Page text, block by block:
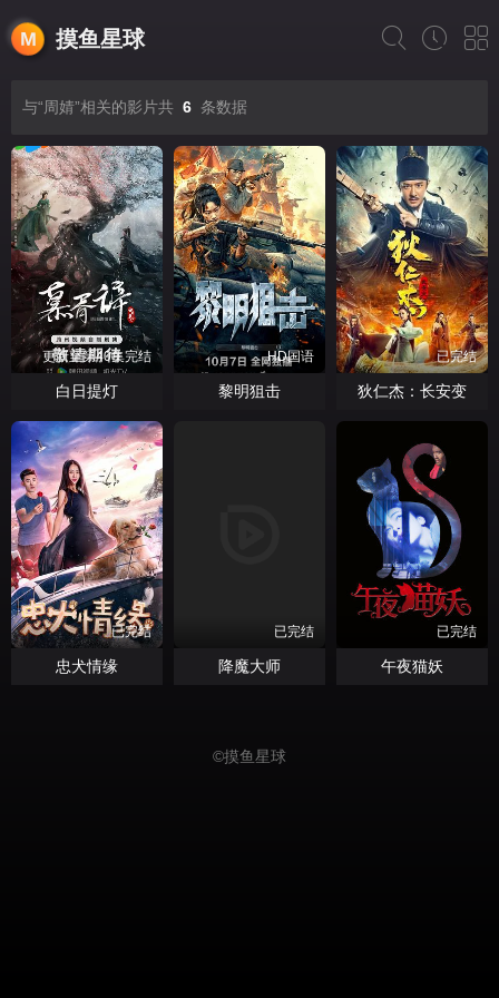
摸鱼星球
与“周婧”相关的影片共 6 条数据
更新至第40集完结
白日提灯
HD国语
黎明狙击
已完结
狄仁杰：长安变
已完结
忠犬情缘
已完结
降魔大师
已完结
午夜猫妖
©摸鱼星球